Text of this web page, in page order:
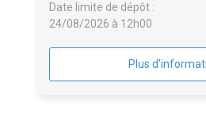
enduits ;- traitement
Date limite de dépôt :
24/08/2026 à 12h00
Plus